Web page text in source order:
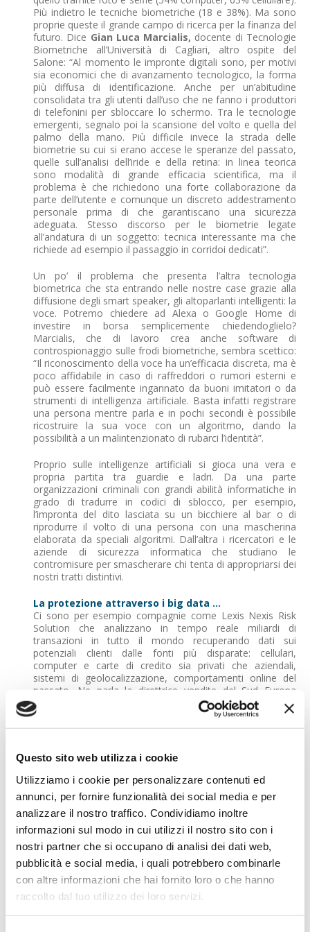
Questo sito web utilizza i cookie
Utilizziamo i cookie per personalizzare contenuti ed
annunci, per fornire funzionalità dei social media e per
analizzare il nostro traffico. Condividiamo inoltre
informazioni sul modo in cui utilizzi il nostro sito con i
nostri partner che si occupano di analisi dei dati web,
pubblicità e social media, i quali potrebbero combinarle
con altre informazioni che hai fornito loro o che hanno
raccolto dal tuo utilizzo dei loro servizi.
Più indietro le tecniche biometriche (18 e 38%). Ma sono
proprie queste il grande campo di ricerca per la finanza del
futuro. Dice Gian Luca Marcialis, docente di Tecnologie
Biometriche all’Università di Cagliari, altro ospite del
Salone: “Al momento le impronte digitali sono, per motivi
sia economici che di avanzamento tecnologico, la forma
più diffusa di identificazione. Anche per un’abitudine
consolidata tra gli utenti dall’uso che ne fanno i produttori
di telefonini per sbloccare lo schermo. Tra le tecnologie
emergenti, segnalo poi la scansione del volto e quella del
palmo della mano. Più difficile invece la strada delle
biometrie su cui si erano accese le speranze del passato,
quelle sull’analisi dell’iride e della retina: in linea teorica
sono modalità di grande efficacia scientifica, ma il
problema è che richiedono una forte collaborazione da
parte dell’utente e comunque un discreto addestramento
personale prima di che garantiscano una sicurezza
adeguata. Stesso discorso per le biometrie legate
all’andatura di un soggetto: tecnica interessante ma che
richiede ad esempio il passaggio in corridoi dedicati”.
Un po’ il problema che presenta l’altra tecnologia
biometrica che sta entrando nelle nostre case grazie alla
diffusione degli smart speaker, gli altoparlanti intelligenti: la
voce. Potremo chiedere ad Alexa o Google Home di
investire in borsa semplicemente chiedendoglielo?
Marcialis, che di lavoro crea anche software di
controspionaggio sulle frodi biometriche, sembra scettico:
“Il riconoscimento della voce ha un’efficacia discreta, ma è
poco affidabile in caso di raffreddori o rumori esterni e
può essere facilmente ingannato da buoni imitatori o da
strumenti di intelligenza artificiale. Basta infatti registrare
una persona mentre parla e in pochi secondi è possibile
ricostruire la sua voce con un algoritmo, dando la
possibilità a un malintenzionato di rubarci l’identità”.
Proprio sulle intelligenze artificiali si gioca una vera e
propria partita tra guardie e ladri. Da una parte
organizzazioni criminali con grandi abilità informatiche in
grado di tradurre in codici di sblocco, per esempio,
l’impronta del dito lasciata su un bicchiere al bar o di
riprodurre il volto di una persona con una mascherina
elaborata da speciali algoritmi. Dall’altra i ricercatori e le
aziende di sicurezza informatica che studiano le
contromisure per smascherare chi tenta di appropriarsi dei
nostri tratti distintivi.
La protezione attraverso i big data ...
Ci sono per esempio compagnie come Lexis Nexis Risk
Solution che analizzano in tempo reale miliardi di
transazioni in tutto il mondo recuperando dati sui
potenziali clienti dalle fonti più disparate: cellulari,
computer e carte di credito sia privati che aziendali,
sistemi di geolocalizzazione, comportamenti online del
passato. Ne parla la direttrice vendite del Sud Europa
Carine Cartaud
, che spiega l'uso intelligente dei big data:
“Abbiamo creato un network a cui aderiscono le maggiori
banche mondiali che condividono le loro informazioni e
affidabilità degli utenti. Per ognuno elaboriamo un
punteggio nelle varie fasi del rapporto con la banca: se si
scende sotto un certo livello, l’istituto attiva verifiche
ulteriori, magari con un operatore umano, prima di dare
corso all’operazione”. Un esempio? Molte persone usano
per il loro profilo bancario la stessa password con cui si
sono registrati a un servizio non altrettanto sensibile
come l’abbonamento a una rivista, che certo non ha il
livello di protezione di una società che gestisce miliardi di
euro. Ecco che in questo modo gli hacker hanno facile
accesso alle credenziali custodite dalla rivista e con
sistemi robotici cominciano a provare la stessa password
sugli accessi di centinaia di banche. “In questo caso, grazie
alla nostra rete di contatti – osserva Cartaud – riusciamo